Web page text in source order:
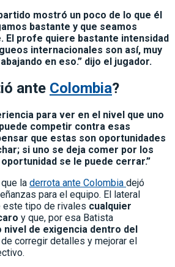
mostró un poco de lo que él
bastante y que seamos
El profe quiere bastante intensidad
internacionales son así, muy
en eso.” dijo el jugador.
ante Colombia?
para ver en el nivel que uno
competir contra esas
que estas son oportunidades
si uno se deja comer por los
se le puede cerrar.”
la derrota ante Colombia dejó
para el equipo. El lateral
este tipo de rivales cualquier
y que, por esa Batista
nivel de exigencia dentro del
corregir detalles y mejorar el